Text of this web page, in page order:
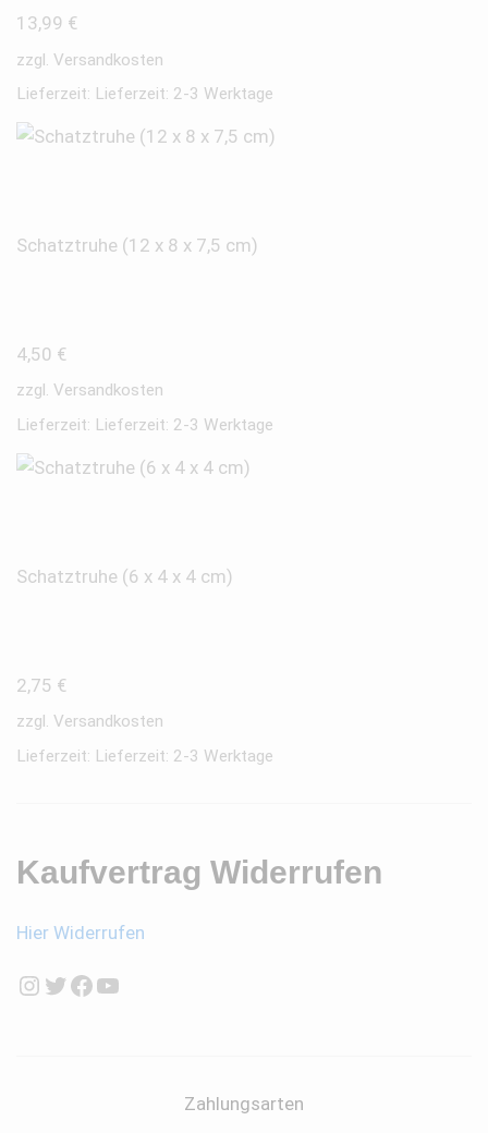
13,99 €
zzgl. Versandkosten
Lieferzeit: Lieferzeit: 2-3 Werktage
Schatztruhe (12 x 8 x 7,5 cm)
4,50 €
zzgl. Versandkosten
Lieferzeit: Lieferzeit: 2-3 Werktage
Schatztruhe (6 x 4 x 4 cm)
2,75 €
zzgl. Versandkosten
Lieferzeit: Lieferzeit: 2-3 Werktage
Kaufvertrag Widerrufen
Hier Widerrufen
Instagram
Twitter
Facebook
YouTube
Zahlungsarten